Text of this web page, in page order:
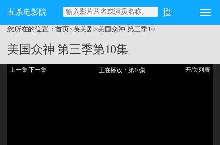
五杀电影院
您所在的位置： 首页>英美剧 >美国众神 第三季10
美国众神 第三季第10集
上一集 下一集 正在播放：第10集 开/关列表